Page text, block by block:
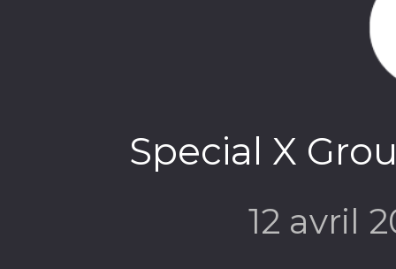
Special X
12 avril